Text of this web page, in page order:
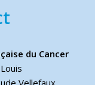
du Cancer
Vellefaux